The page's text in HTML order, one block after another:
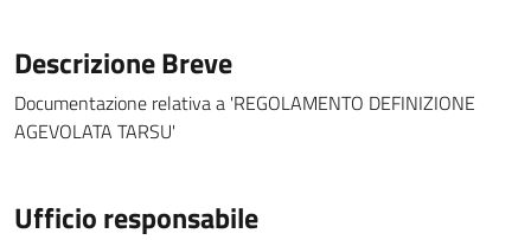
Descrizione Breve
Documentazione relativa a 'REGOLAMENTO DEFINIZIONE
AGEVOLATA TARSU'
Ufficio responsabile